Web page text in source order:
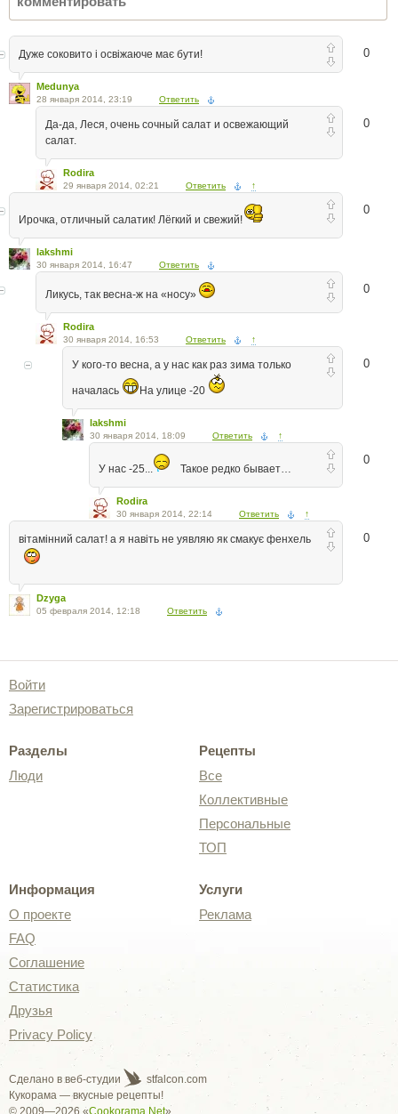
0
Дуже соковито і освіжаюче має бути!
Medunya
28 января 2014, 23:19 Ответить
0
Да-да, Леся, очень сочный салат и освежающий
салат.
Rodira
29 января 2014, 02:21 Ответить ↑
0
Ирочка, отличный салатик! Лёгкий и свежий!
lakshmi
30 января 2014, 16:47 Ответить
0
Ликусь, так весна-ж на «носу»
Rodira
30 января 2014, 16:53 Ответить ↑
0
У кого-то весна, а у нас как раз зима только
началась На улице -20
lakshmi
30 января 2014, 18:09 Ответить ↑
0
У нас -25... Такое редко бывает…
Rodira
30 января 2014, 22:14 Ответить ↑
0
вітамінний салат! а я навіть не уявляю як смакує фенхель
Dzyga
05 февраля 2014, 12:18 Ответить
Войти
Зарегистрироваться
Разделы
Люди
Рецепты
Все
Коллективные
Персональные
ТОП
Информация
О проекте
FAQ
Соглашение
Статистика
Друзья
Privacy Policy
Услуги
Реклама
Сделано в веб-студии
stfalcon.com
Кукорама — вкусные рецепты!
© 2009—2026 «Cookorama.Net»